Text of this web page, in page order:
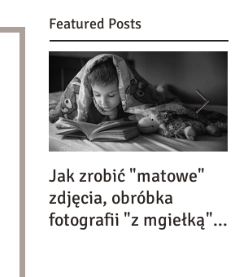
Featured Posts
Jak zrobić "matowe"
zdjęcia, obróbka
fotografii "z mgiełką"...